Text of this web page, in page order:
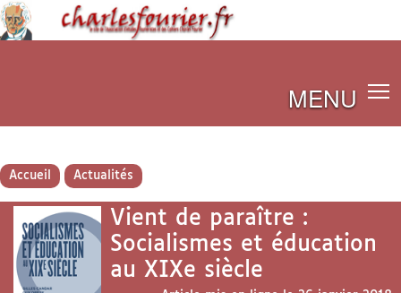
MENU
Accueil Actualités
Vient de paraître :
Socialismes et éducation
au XIXe siècle